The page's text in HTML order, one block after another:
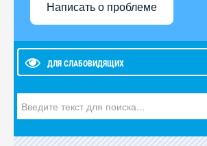
Написать о проблеме
ДЛЯ СЛАБОВИДЯЩИХ